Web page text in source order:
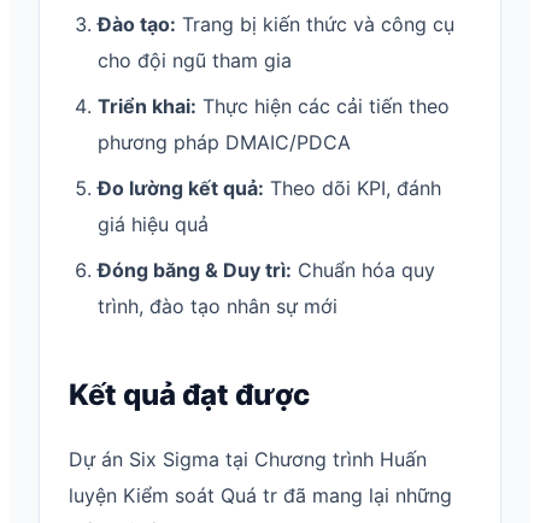
Đào tạo: Trang bị kiến thức và công cụ
cho đội ngũ tham gia
Triển khai: Thực hiện các cải tiến theo
phương pháp DMAIC/PDCA
Đo lường kết quả: Theo dõi KPI, đánh
giá hiệu quả
Đóng băng & Duy trì: Chuẩn hóa quy
trình, đào tạo nhân sự mới
Kết quả đạt được
Dự án Six Sigma tại Chương trình Huấn
luyện Kiểm soát Quá tr đã mang lại những